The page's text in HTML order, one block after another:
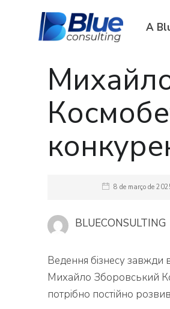
A
8 de março de
BLUECONSULTING
Ведення бізнесу завжди
Михайло Зборовський
потрібно постійно